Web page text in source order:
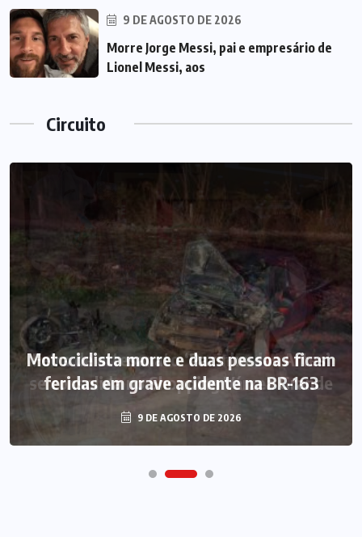
9 DE AGOSTO DE 2026
Morre Jorge Messi, pai e empresário de
Lionel Messi, aos
Circuito
Motociclista morre e duas pessoas ficam
feridas em grave acidente na BR-163
9 DE AGOSTO DE 2026